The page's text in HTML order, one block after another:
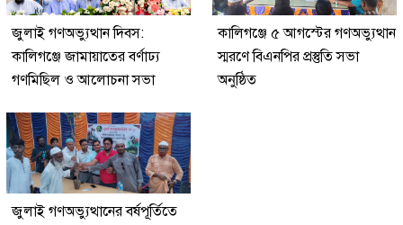
জুলাই গণঅভ্যুত্থান দিবস:
কালিগঞ্জে জামায়াতের বর্ণাঢ্য
গণমিছিল ও আলোচনা সভা
কালিগঞ্জে ৫ আগস্টের গণঅভ্যুত্থান
স্মরণে বিএনপির প্রস্তুতি সভা
অনুষ্ঠিত
জুলাই গণঅভ্যুত্থানের বর্ষপূর্তিতে